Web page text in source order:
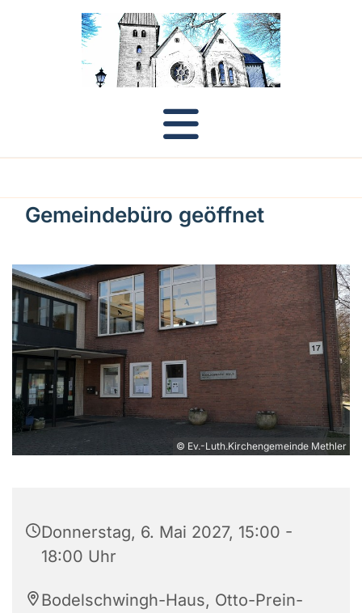
Gemeindebüro geöffnet
© Ev.-Luth.Kirchengemeinde Methler
Donnerstag, 6. Mai 2027, 15:00 -
18:00 Uhr
Bodelschwingh-Haus, Otto-Prein-